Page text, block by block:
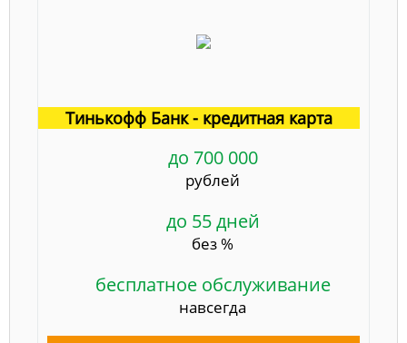
Тинькофф Банк - кредитная карта
до 700 000
рублей
до 55 дней
без %
бесплатное обслуживание
навсегда